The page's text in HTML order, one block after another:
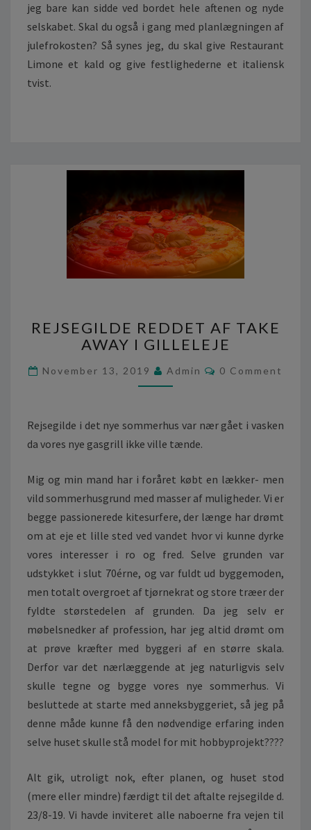
jeg bare kan sidde ved bordet hele aftenen og nyde
selskabet. Skal du også i gang med planlægningen af
julefrokosten? Så synes jeg, du skal give Restaurant
Limone et kald og give festlighederne et italiensk
tvist.
E
J
E
G
L
E
E
D
D
T
F
T
K
E
A
W
I
G
I
L
E
REJSEGILDE REDDET AF TAKE
AWAY I GILLELEJE
November 13, 2019 Admin
C
O
T
0 Comment
Rejsegilde i det nye sommerhus var nær gået i vasken
da vores nye gasgrill ikke ville tænde.
Mig og min mand har i foråret købt en lækker- men
vild sommerhusgrund med masser af muligheder. Vi er
begge passionerede kitesurfere, der længe har drømt
om at eje et lille sted ved vandet hvor vi kunne dyrke
vores interesser i ro og fred. Selve grunden var
udstykket i slut 70érne, og var fuldt ud byggemoden,
men totalt overgroet af tjørnekrat og store træer der
fyldte størstedelen af grunden. Da jeg selv er
møbelsnedker af profession, har jeg altid drømt om
at prøve kræfter med byggeri af en større skala.
Derfor var det nærlæggende at jeg naturligvis selv
skulle tegne og bygge vores nye sommerhus. Vi
besluttede at starte med anneksbyggeriet, så jeg på
denne måde kunne få den nødvendige erfaring inden
selve huset skulle stå model for mit hobbyprojekt????
Alt gik, utroligt nok, efter planen, og huset stod
(mere eller mindre) færdigt til det aftalte rejsegilde d.
23/8-19. Vi havde inviteret alle naboerne fra vejen til